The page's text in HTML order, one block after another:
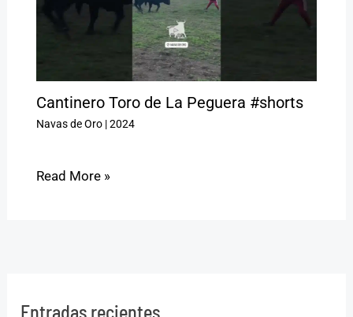
Cantinero Toro de La Peguera #shorts
Navas de Oro|2024
Read More »
Entradas recientes